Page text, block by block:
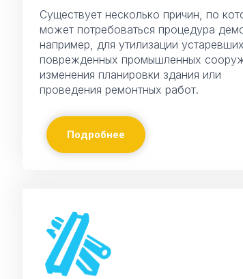
Существует несколько причин, по
может потребоваться процедура
например, для утилизации
поврежденных промышленных
изменения планировки здания или
проведения ремонтных работ.
Подробнее